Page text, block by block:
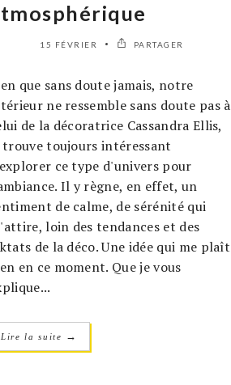
15 FÉVRIER PARTAGER
que sans doute jamais, notre
ne ressemble sans doute pas à
de la décoratrice Cassandra Ellis,
trouve toujours intéressant
ce type d'univers pour
Il y règne, en effet, un
de calme, de sérénité qui
loin des tendances et des
de la déco. Une idée qui me plaît
en ce moment. Que je vous
Lire la suite →